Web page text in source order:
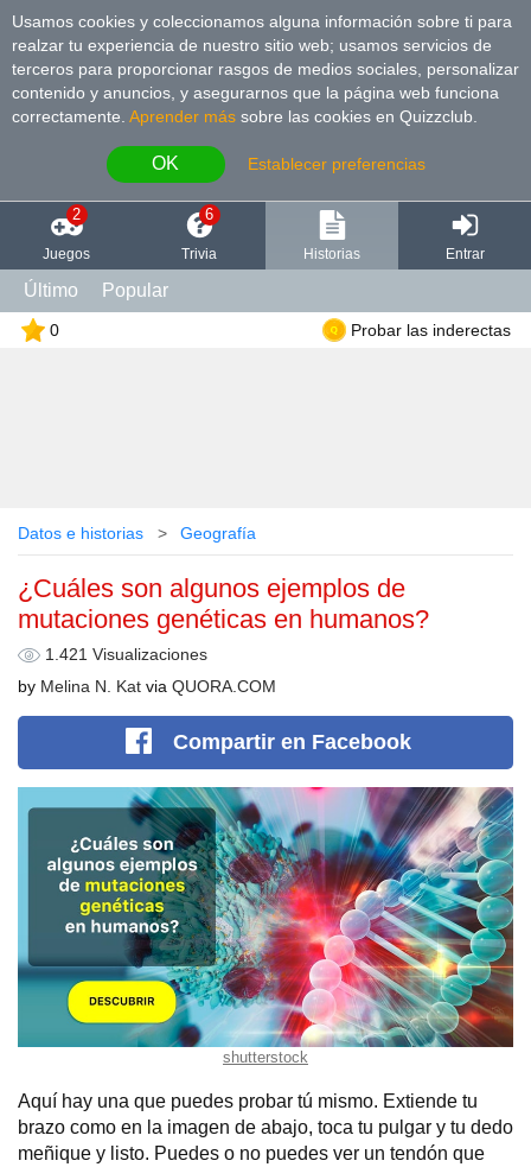
Usamos cookies y coleccionamos alguna información sobre ti para
realzar tu experiencia de nuestro sitio web; usamos servicios de
terceros para proporcionar rasgos de medios sociales, personalizar
contenido y anuncios, y asegurarnos que la página web funciona
correctamente. Aprender más sobre las cookies en Quizzclub.
OK Establecer preferencias
2
Juegos
6
Trivia Historias Entrar
Último Popular
0 Probar las inderectas
Datos e historias Geografía
¿Cuáles son algunos ejemplos de
mutaciones genéticas en humanos?
1.421 Visualizaciones
by Melina N. Kat via QUORA.COM
Compartir en Facebook
shutterstock
Aquí hay una que puedes probar tú mismo. Extiende tu
brazo como en la imagen de abajo, toca tu pulgar y tu dedo
meñique y listo. Puedes o no puedes ver un tendón que